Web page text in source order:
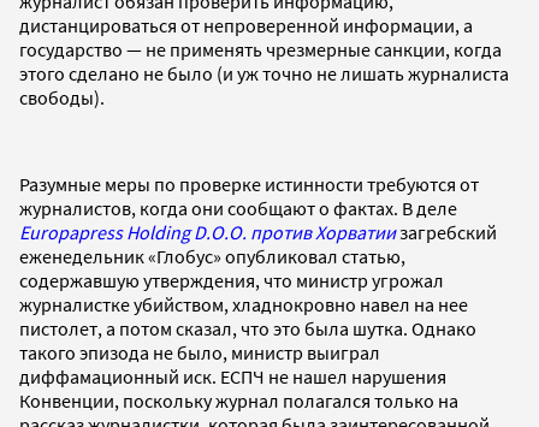
дистанцироваться от непроверенной информации, а
государство — не применять чрезмерные санкции, когда
этого сделано не было (и уж точно не лишать журналиста
свободы).
Разумные меры по проверке истинности требуются от
журналистов, когда они сообщают о фактах. В деле
Europapress Holding D.O.O. против Хорватиизагребский
еженедельник «Глобус» опубликовал статью,
содержавшую утверждения, что министр угрожал
журналистке убийством, хладнокровно навел на нее
пистолет, а потом сказал, что это была шутка. Однако
такого эпизода не было, министр выиграл
диффамационный иск. ЕСПЧ не нашел нарушения
Конвенции, поскольку журнал полагался только на